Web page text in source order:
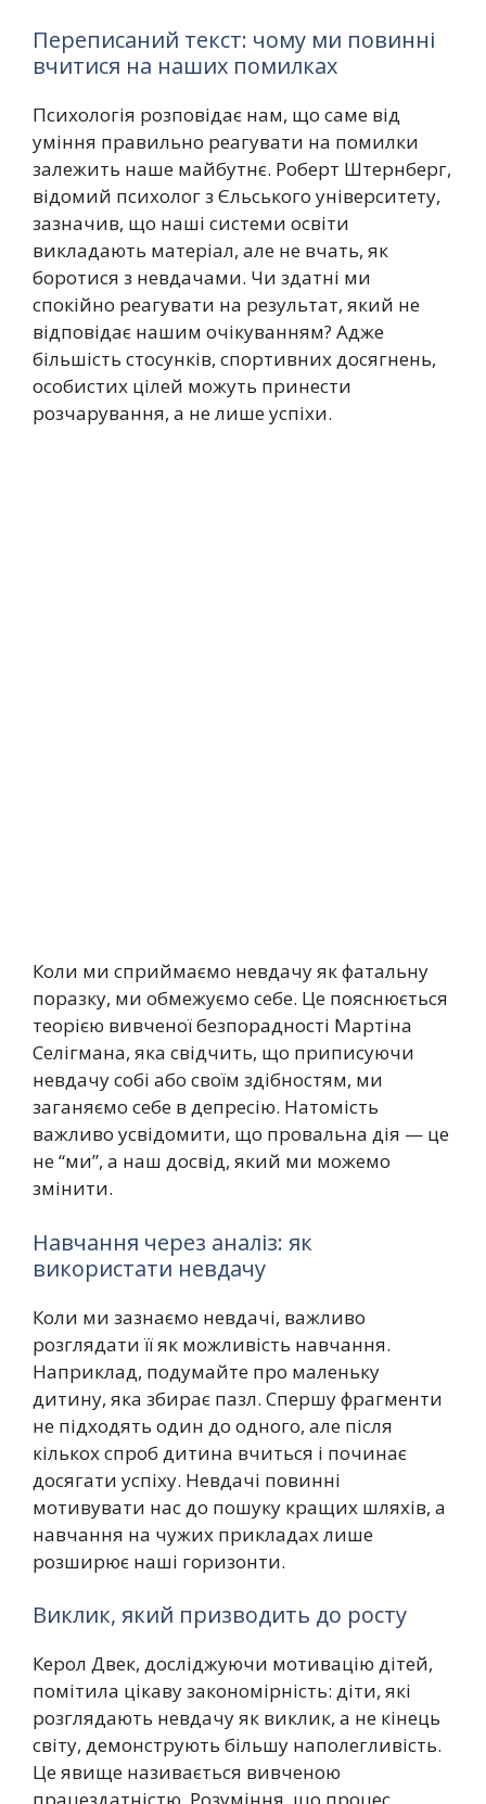
Переписаний текст: чому ми повинні
вчитися на наших помилках
Психологія розповідає нам, що саме від
уміння правильно реагувати на помилки
залежить наше майбутнє. Роберт Штернберг,
відомий психолог з Єльського університету,
зазначив, що наші системи освіти
викладають матеріал, але не вчать, як
боротися з невдачами. Чи здатні ми
спокійно реагувати на результат, який не
відповідає нашим очікуванням? Адже
більшість стосунків, спортивних досягнень,
особистих цілей можуть принести
розчарування, а не лише успіхи.
Коли ми сприймаємо невдачу як фатальну
поразку, ми обмежуємо себе. Це пояснюється
теорією вивченої безпорадності Мартіна
Селігмана, яка свідчить, що приписуючи
невдачу собі або своїм здібностям, ми
заганяємо себе в депресію. Натомість
важливо усвідомити, що провальна дія — це
не “ми”, а наш досвід, який ми можемо
змінити.
Навчання через аналіз: як
використати невдачу
Коли ми зазнаємо невдачі, важливо
розглядати її як можливість навчання.
Наприклад, подумайте про маленьку
дитину, яка збирає пазл. Спершу фрагменти
не підходять один до одного, але після
кількох спроб дитина вчиться і починає
досягати успіху. Невдачі повинні
мотивувати нас до пошуку кращих шляхів, а
навчання на чужих прикладах лише
розширює наші горизонти.
Виклик, який призводить до росту
Керол Двек, досліджуючи мотивацію дітей,
помітила цікаву закономірність: діти, які
розглядають невдачу як виклик, а не кінець
світу, демонструють більшу наполегливість.
Це явище називається вивченою